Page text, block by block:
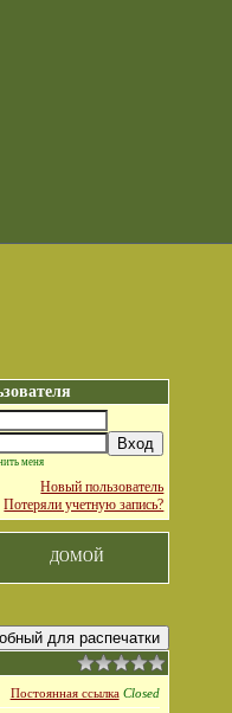
Вход
меня
Новый пользователь
Потеряли учетную запись?
ДОМОЙ
для распечатки
Постоянная ссылка Closed